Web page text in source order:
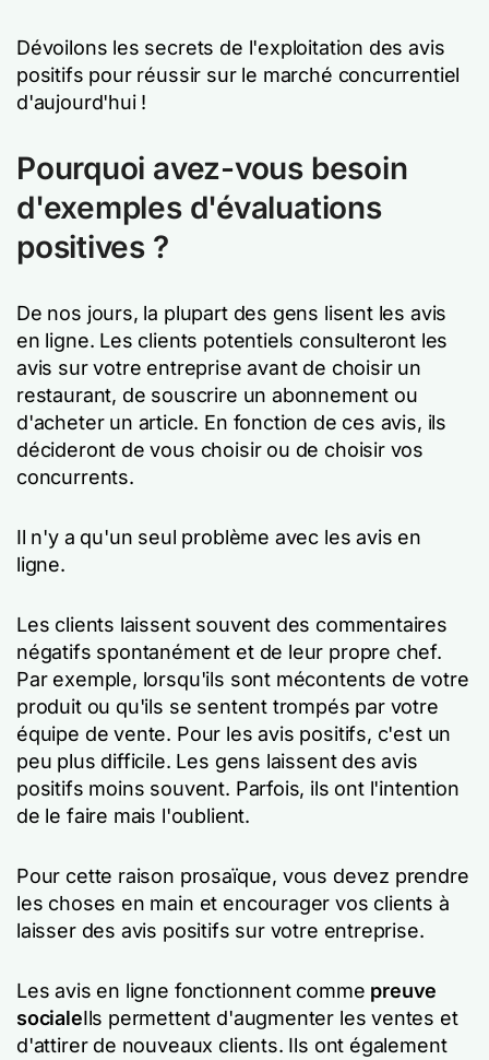
Dévoilons les secrets de l'exploitation des avis
positifs pour réussir sur le marché concurrentiel
d'aujourd'hui !
Pourquoi avez-vous besoin
d'exemples d'évaluations
positives ?
De nos jours, la plupart des gens lisent les avis
en ligne. Les clients potentiels consulteront les
avis sur votre entreprise avant de choisir un
restaurant, de souscrire un abonnement ou
d'acheter un article. En fonction de ces avis, ils
décideront de vous choisir ou de choisir vos
concurrents.
Il n'y a qu'un seul problème avec les avis en
ligne.
Les clients laissent souvent des commentaires
négatifs spontanément et de leur propre chef.
Par exemple, lorsqu'ils sont mécontents de votre
produit ou qu'ils se sentent trompés par votre
équipe de vente. Pour les avis positifs, c'est un
peu plus difficile. Les gens laissent des avis
positifs moins souvent. Parfois, ils ont l'intention
de le faire mais l'oublient.
Pour cette raison prosaïque, vous devez prendre
les choses en main et encourager vos clients à
laisser des avis positifs sur votre entreprise.
Les avis en ligne fonctionnent comme preuve
socialeIls permettent d'augmenter les ventes et
d'attirer de nouveaux clients. Ils ont également